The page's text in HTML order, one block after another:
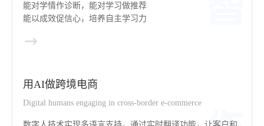
能对学情作诊断，能对学习做推荐
能以成效促信心，培养自主学习力
用AI做跨境电商
Digital humans engaging in cross-border e-commerce